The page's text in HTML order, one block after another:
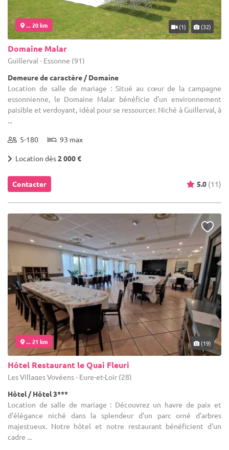
... 20 km (1) (32)
Domaine Malar
Guillerval - Essonne (91)
Demeure de caractère / Domaine
Location de salle de mariage : Situé au cœur de la campagne
essonnienne, le Domaine Malar bénéficie d’un environnement
paisible et verdoyant, idéal pour se ressourcer. Niché à Guillerval, à
...
5-180 93 max
Location dès2 000 €
Contacter 5.0 (11)
... 21 km (19)
Hôtel Restaurant le Quai Fleuri
Les Villages Vovéens - Eure-et-Loir (28)
Hôtel / Hôtel 3***
Location de salle de mariage : Découvrez un havre de paix et
d'élégance niché dans la splendeur d'un parc orné d'arbres
majestueux. Notre hôtel et notre restaurant bénéficient d'un
cadre ...